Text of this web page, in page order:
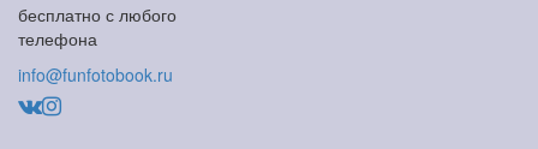
бесплатно с любого
телефона
info@funfotobook.ru